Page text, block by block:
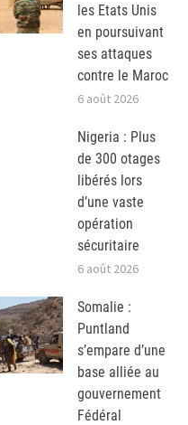
les Etats Unis
en poursuivant
ses attaques
contre le Maroc
6 août 2026
Nigeria : Plus
de 300 otages
libérés lors
d’une vaste
opération
sécuritaire
6 août 2026
Somalie :
Puntland
s’empare d’une
base alliée au
gouvernement
Fédéral